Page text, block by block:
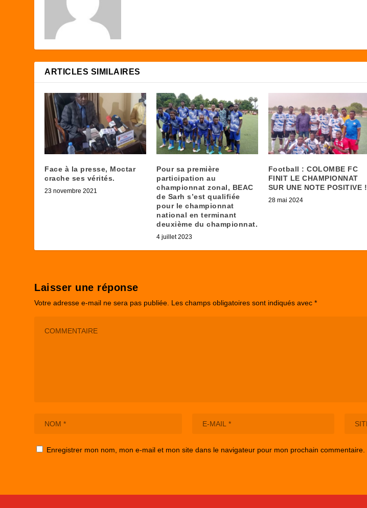
ARTICLES SIMILAIRES
Face à la presse, Moctar
crache ses vérités.
23 novembre 2021
Pour sa première
participation au
championnat zonal, BEAC
de Sarh s’est qualifiée
pour le championnat
national en terminant
deuxième du championnat.
4 juillet 2023
Football : COLOMBE FC
FINIT LE CHAMPIONNAT
SUR UNE NOTE POSITIVE !
28 mai 2024
Laisser une réponse
Votre adresse e-mail ne sera pas publiée. Les champs obligatoires sont indiqués avec*
Enregistrer mon nom, mon e-mail et mon site dans le navigateur pour mon prochain commentaire.